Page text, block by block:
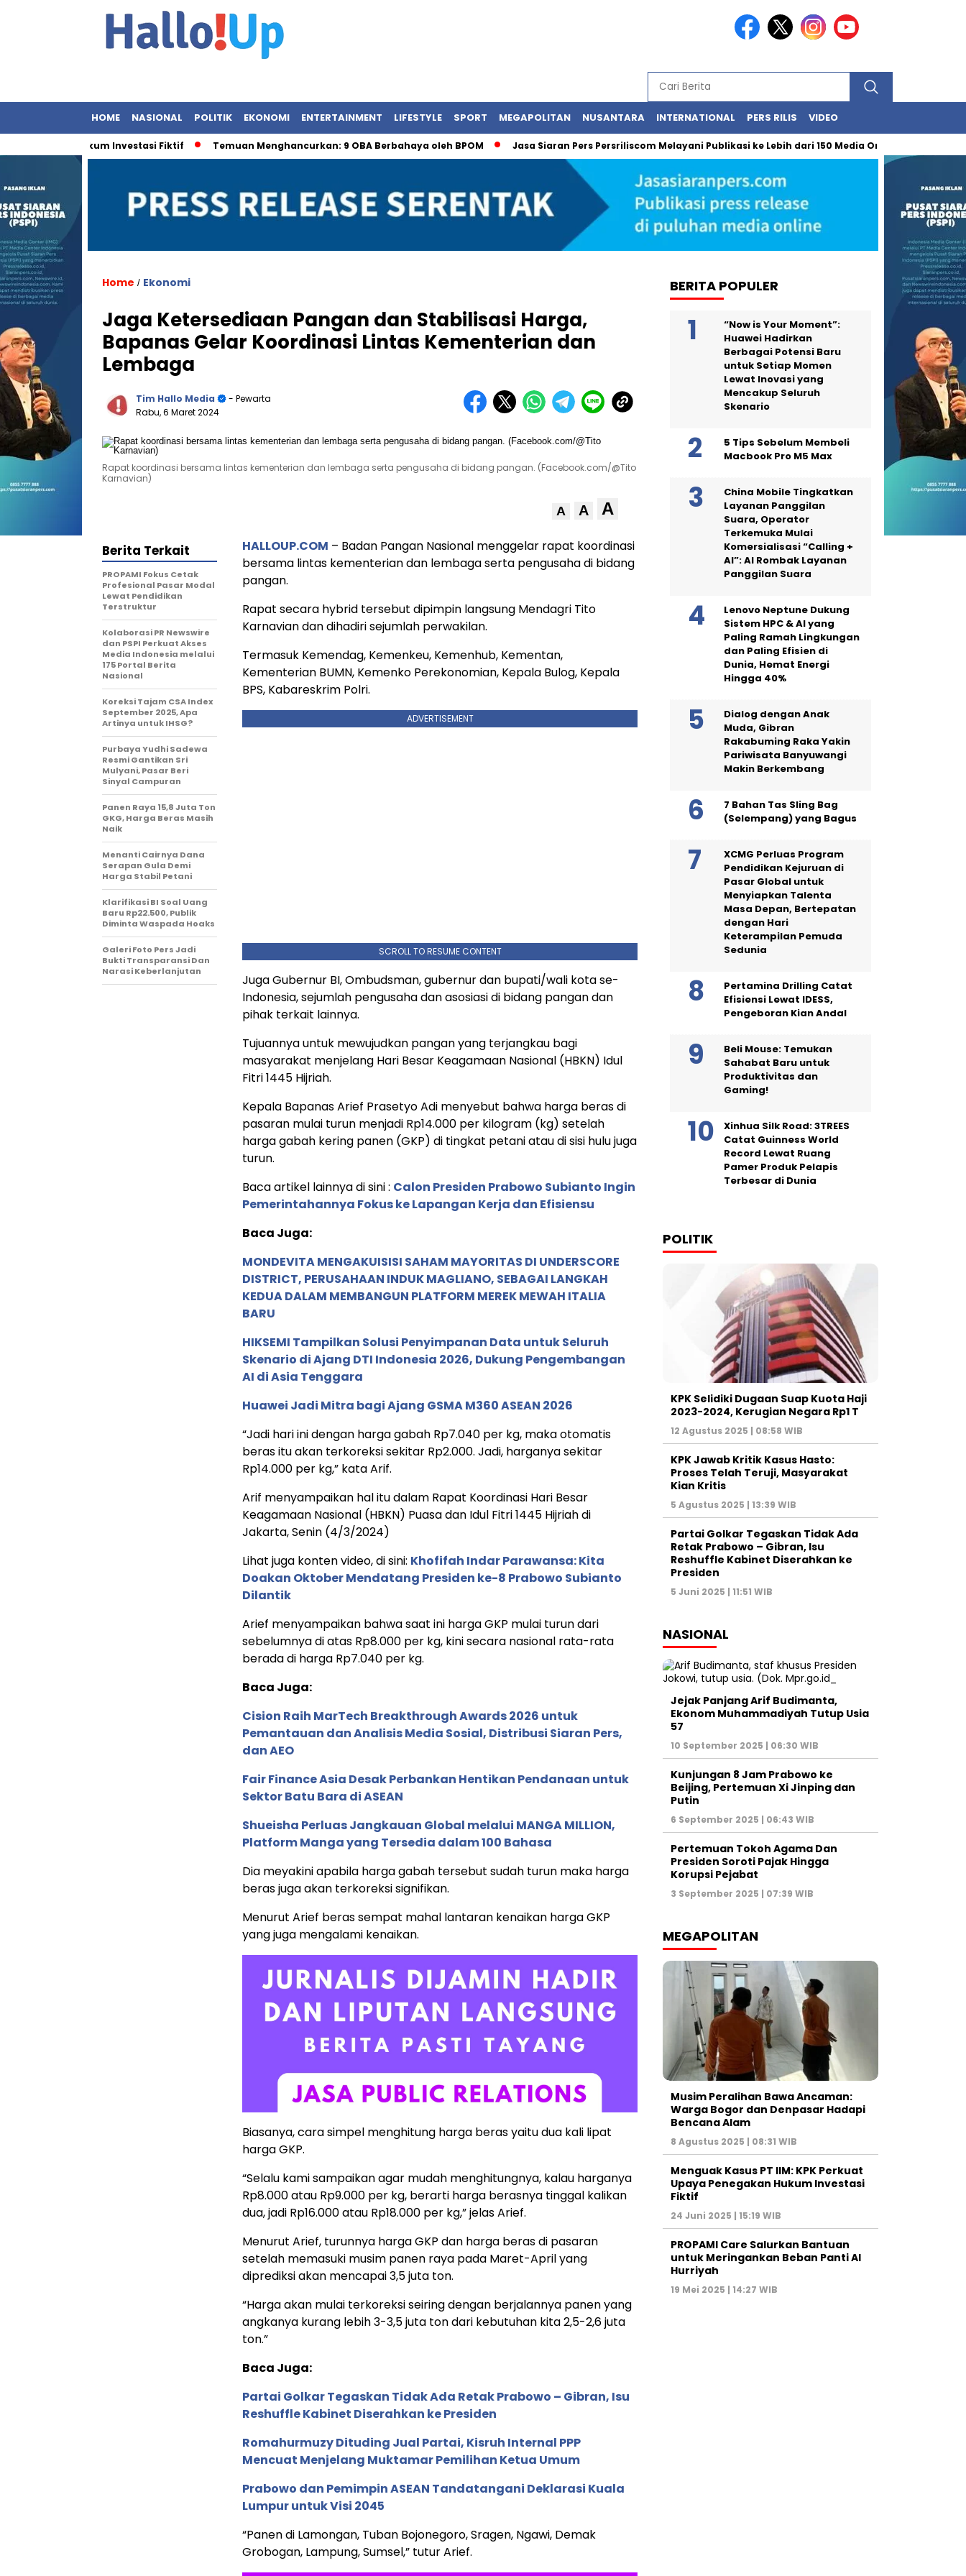
HOME NASIONAL POLITIK EKONOMI ENTERTAINMENT LIFESTYLE SPORT MEGAPOLITAN NUSANTARA INTERNATIONAL PERS RILIS VIDEO
Hukum Investasi Fiktif Temuan Menghancurkan: 9 OBA Berbahaya oleh BPOM Jasa Siaran Pers Persriliscom Melayani Publikasi ke Lebih dari 150 Media Online Berbagai
Home / Ekonomi
Jaga Ketersediaan Pangan dan Stabilisasi Harga,
Bapanas Gelar Koordinasi Lintas Kementerian dan
Lembaga
Tim Hallo Media
- Pewarta
Rabu, 6 Maret 2024
Rapat koordinasi bersama lintas kementerian dan lembaga serta pengusaha di bidang pangan. (Facebook.com/@Tito
Karnavian)
A A A
HALLOUP.COM – Badan Pangan Nasional menggelar rapat koordinasi
bersama lintas kementerian dan lembaga serta pengusaha di bidang
pangan.
Rapat secara hybrid tersebut dipimpin langsung Mendagri Tito
Karnavian dan dihadiri sejumlah perwakilan.
Termasuk Kemendag, Kemenkeu, Kemenhub, Kementan,
Kementerian BUMN, Kemenko Perekonomian, Kepala Bulog, Kepala
BPS, Kabareskrim Polri.
ADVERTISEMENT
SCROLL TO RESUME CONTENT
Juga Gubernur BI, Ombudsman, gubernur dan bupati/wali kota se-
Indonesia, sejumlah pengusaha dan asosiasi di bidang pangan dan
pihak terkait lainnya.
Tujuannya untuk mewujudkan pangan yang terjangkau bagi
masyarakat menjelang Hari Besar Keagamaan Nasional (HBKN) Idul
Fitri 1445 Hijriah.
Kepala Bapanas Arief Prasetyo Adi menyebut bahwa harga beras di
pasaran mulai turun menjadi Rp14.000 per kilogram (kg) setelah
harga gabah kering panen (GKP) di tingkat petani atau di sisi hulu juga
turun.
Baca artikel lainnya di sini : Calon Presiden Prabowo Subianto Ingin
Pemerintahannya Fokus ke Lapangan Kerja dan Efisiensu
Baca Juga:
MONDEVITA MENGAKUISISI SAHAM MAYORITAS DI UNDERSCORE
DISTRICT, PERUSAHAAN INDUK MAGLIANO, SEBAGAI LANGKAH
KEDUA DALAM MEMBANGUN PLATFORM MEREK MEWAH ITALIA
BARU
HIKSEMI Tampilkan Solusi Penyimpanan Data untuk Seluruh
Skenario di Ajang DTI Indonesia 2026, Dukung Pengembangan
AI di Asia Tenggara
Huawei Jadi Mitra bagi Ajang GSMA M360 ASEAN 2026
“Jadi hari ini dengan harga gabah Rp7.040 per kg, maka otomatis
beras itu akan terkoreksi sekitar Rp2.000. Jadi, harganya sekitar
Rp14.000 per kg,” kata Arif.
Arif menyampaikan hal itu dalam Rapat Koordinasi Hari Besar
Keagamaan Nasional (HBKN) Puasa dan Idul Fitri 1445 Hijriah di
Jakarta, Senin (4/3/2024)
Lihat juga konten video, di sini: Khofifah Indar Parawansa: Kita
Doakan Oktober Mendatang Presiden ke-8 Prabowo Subianto
Dilantik
Arief menyampaikan bahwa saat ini harga GKP mulai turun dari
sebelumnya di atas Rp8.000 per kg, kini secara nasional rata-rata
berada di harga Rp7.040 per kg.
Baca Juga:
Cision Raih MarTech Breakthrough Awards 2026 untuk
Pemantauan dan Analisis Media Sosial, Distribusi Siaran Pers,
dan AEO
Fair Finance Asia Desak Perbankan Hentikan Pendanaan untuk
Sektor Batu Bara di ASEAN
Shueisha Perluas Jangkauan Global melalui MANGA MILLION,
Platform Manga yang Tersedia dalam 100 Bahasa
Dia meyakini apabila harga gabah tersebut sudah turun maka harga
beras juga akan terkoreksi signifikan.
Menurut Arief beras sempat mahal lantaran kenaikan harga GKP
yang juga mengalami kenaikan.
Biasanya, cara simpel menghitung harga beras yaitu dua kali lipat
harga GKP.
“Selalu kami sampaikan agar mudah menghitungnya, kalau harganya
Rp8.000 atau Rp9.000 per kg, berarti harga berasnya tinggal kalikan
dua, jadi Rp16.000 atau Rp18.000 per kg,” jelas Arief.
Menurut Arief, turunnya harga GKP dan harga beras di pasaran
setelah memasuki musim panen raya pada Maret-April yang
diprediksi akan mencapai 3,5 juta ton.
“Harga akan mulai terkoreksi seiring dengan berjalannya panen yang
angkanya kurang lebih 3-3,5 juta ton dari kebutuhan kita 2,5-2,6 juta
ton.”
Baca Juga:
Partai Golkar Tegaskan Tidak Ada Retak Prabowo – Gibran, Isu
Reshuffle Kabinet Diserahkan ke Presiden
Romahurmuzy Dituding Jual Partai, Kisruh Internal PPP
Mencuat Menjelang Muktamar Pemilihan Ketua Umum
Prabowo dan Pemimpin ASEAN Tandatangani Deklarasi Kuala
Lumpur untuk Visi 2045
“Panen di Lamongan, Tuban Bojonegoro, Sragen, Ngawi, Demak
Grobogan, Lampung, Sumsel,” tutur Arief.
Berita Terkait
PROPAMI Fokus Cetak
Profesional Pasar Modal
Lewat Pendidikan
Terstruktur
Kolaborasi PR Newswire
dan PSPI Perkuat Akses
Media Indonesia melalui
175 Portal Berita
Nasional
Koreksi Tajam CSA Index
September 2025, Apa
Artinya untuk IHSG?
Purbaya Yudhi Sadewa
Resmi Gantikan Sri
Mulyani, Pasar Beri
Sinyal Campuran
Panen Raya 15,8 Juta Ton
GKG, Harga Beras Masih
Naik
Menanti Cairnya Dana
Serapan Gula Demi
Harga Stabil Petani
Klarifikasi BI Soal Uang
Baru Rp22.500, Publik
Diminta Waspada Hoaks
Galeri Foto Pers Jadi
Bukti Transparansi Dan
Narasi Keberlanjutan
BERITA POPULER
“Now is Your Moment”:
Huawei Hadirkan
Berbagai Potensi Baru
untuk Setiap Momen
Lewat Inovasi yang
Mencakup Seluruh
Skenario
5 Tips Sebelum Membeli
Macbook Pro M5 Max
China Mobile Tingkatkan
Layanan Panggilan
Suara, Operator
Terkemuka Mulai
Komersialisasi “Calling +
AI”: AI Rombak Layanan
Panggilan Suara
Lenovo Neptune Dukung
Sistem HPC & AI yang
Paling Ramah Lingkungan
dan Paling Efisien di
Dunia, Hemat Energi
Hingga 40%
Dialog dengan Anak
Muda, Gibran
Rakabuming Raka Yakin
Pariwisata Banyuwangi
Makin Berkembang
7 Bahan Tas Sling Bag
(Selempang) yang Bagus
XCMG Perluas Program
Pendidikan Kejuruan di
Pasar Global untuk
Menyiapkan Talenta
Masa Depan, Bertepatan
dengan Hari
Keterampilan Pemuda
Sedunia
Pertamina Drilling Catat
Efisiensi Lewat IDESS,
Pengeboran Kian Andal
Beli Mouse: Temukan
Sahabat Baru untuk
Produktivitas dan
Gaming!
Xinhua Silk Road: 3TREES
Catat Guinness World
Record Lewat Ruang
Pamer Produk Pelapis
Terbesar di Dunia
POLITIK
KPK Selidiki Dugaan Suap Kuota Haji
2023-2024, Kerugian Negara Rp1 T
12 Agustus 2025 | 08:58 WIB
KPK Jawab Kritik Kasus Hasto:
Proses Telah Teruji, Masyarakat
Kian Kritis
5 Agustus 2025 | 13:39 WIB
Partai Golkar Tegaskan Tidak Ada
Retak Prabowo – Gibran, Isu
Reshuffle Kabinet Diserahkan ke
Presiden
5 Juni 2025 | 11:51 WIB
NASIONAL
Jejak Panjang Arif Budimanta,
Ekonom Muhammadiyah Tutup Usia
57
10 September 2025 | 06:30 WIB
Kunjungan 8 Jam Prabowo ke
Beijing, Pertemuan Xi Jinping dan
Putin
6 September 2025 | 06:43 WIB
Pertemuan Tokoh Agama Dan
Presiden Soroti Pajak Hingga
Korupsi Pejabat
3 September 2025 | 07:39 WIB
MEGAPOLITAN
Musim Peralihan Bawa Ancaman:
Warga Bogor dan Denpasar Hadapi
Bencana Alam
8 Agustus 2025 | 08:31 WIB
Menguak Kasus PT IIM: KPK Perkuat
Upaya Penegakan Hukum Investasi
Fiktif
24 Juni 2025 | 15:19 WIB
PROPAMI Care Salurkan Bantuan
untuk Meringankan Beban Panti Al
Hurriyah
19 Mei 2025 | 14:27 WIB